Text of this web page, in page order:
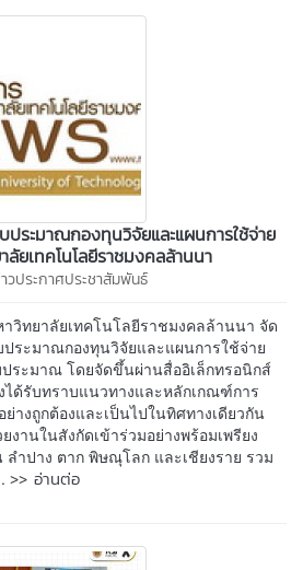
ประมาณกองทุนวิจัยและแผนการใช้จ่าย
ยเทคโนโลยีราชมงคลล้านนา
วประกาศประชาสัมพันธ์
วิทยาลัยเทคโนโลยีราชมงคลล้านนา จัด
ระมาณกองทุนวิจัยและแผนการใช้จ่าย
ประมาณ โดยจัดขึ้นผ่านสื่ออิเล็กทรอนิกส์
ได้รับทราบแนวทางและหลักเกณฑ์การ
างถูกต้องและเป็นไปในทิศทางเดียวกัน
านในสังกัดเข้าร่วมอย่างพร้อมเพรียง
ำปาง ตาก พิษณุโลก และเชียงราย รวม
>> อ่านต่อ